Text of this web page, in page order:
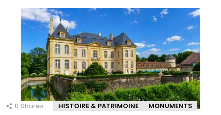
0 Shares HISTOIRE & PATRIMOINE MONUMENTS